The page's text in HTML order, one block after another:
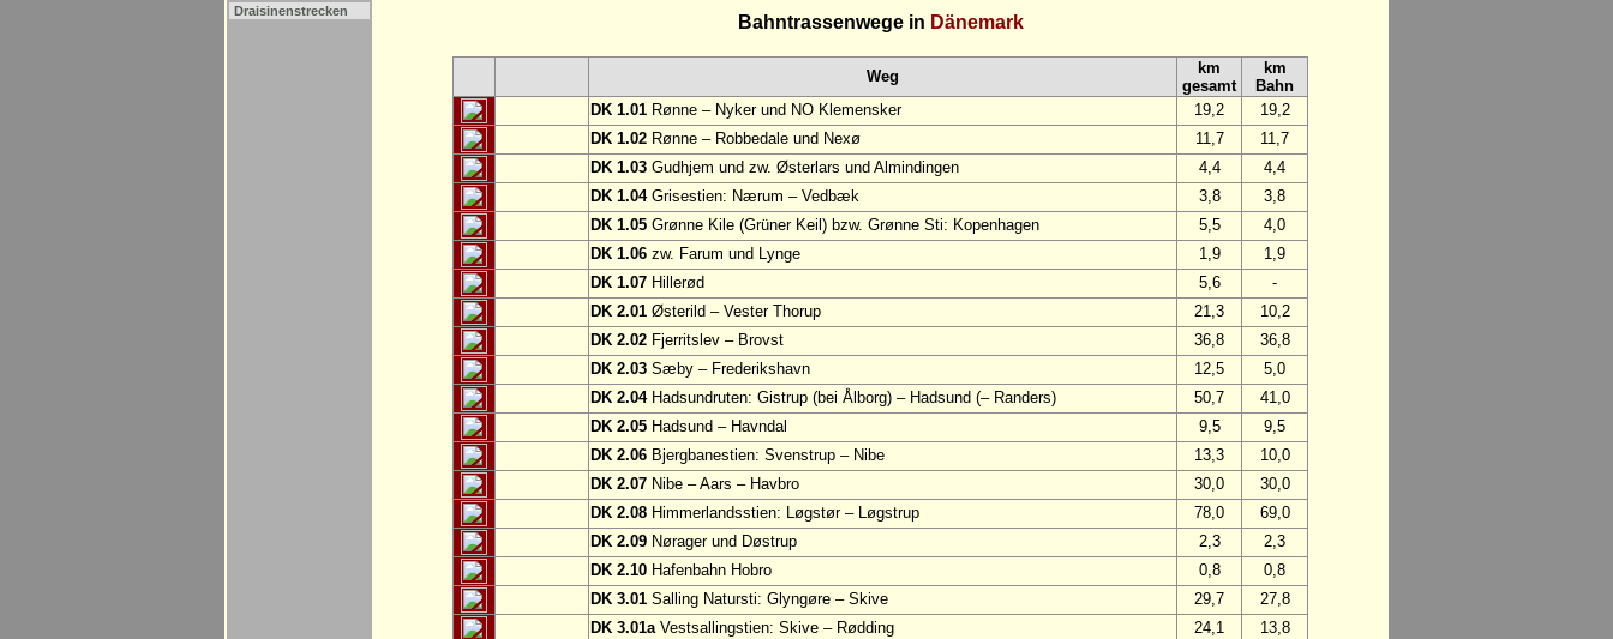
Draisinenstrecken
Bahntrassenwege in Dänemark
Weg
km
gesamt
km
Bahn
DK 1.01 Rønne – Nyker und NO Klemensker 19,2
19,2
DK 1.02 Rønne – Robbedale und Nexø 11,7
11,7
DK 1.03 Gudhjem und zw. Østerlars und Almindingen 4,4
4,4
DK 1.04Grisestien: Nærum – Vedbæk 3,8
3,8
DK 1.05 Grønne Kile (Grüner Keil) bzw. Grønne Sti: Kopenhagen 5,5
4,0
DK 1.06 zw. Farum und Lynge 1,9
1,9
DK 1.07 Hillerød 5,6
-
DK 2.01 Østerild – Vester Thorup 21,3
10,2
DK 2.02 Fjerritslev – Brovst 36,8
36,8
DK 2.03 Sæby – Frederikshavn 12,5
5,0
DK 2.04Hadsundruten: Gistrup (bei Ålborg) – Hadsund (– Randers) 50,7
41,0
DK 2.05 Hadsund – Havndal 9,5
9,5
DK 2.06 Bjergbanestien: Svenstrup – Nibe 13,3
10,0
DK 2.07 Nibe – Aars – Havbro 30,0
30,0
DK 2.08 Himmerlandsstien: Løgstør – Løgstrup 78,0
69,0
DK 2.09 Nørager und Døstrup 2,3
2,3
DK 2.10 Hafenbahn Hobro 0,8
0,8
DK 3.01 Salling Natursti: Glyngøre – Skive 29,7
27,8
DK 3.01aVestsallingstien: Skive – Rødding 24,1
13,8